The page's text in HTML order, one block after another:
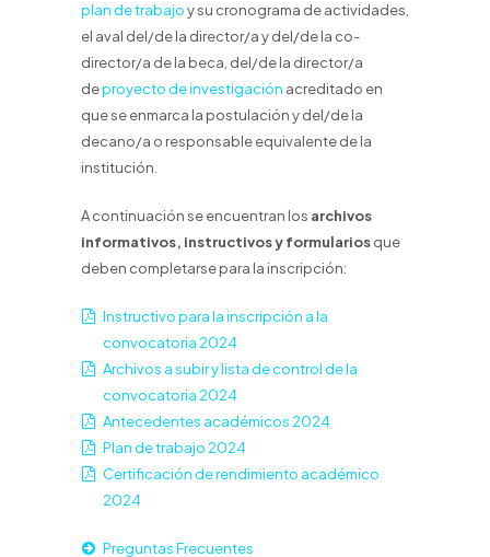
plan de trabajoy su cronograma de actividades,
el aval del/de la director/a y del/de la co-
director/a de la beca, del/de la director/a
deproyecto de investigación acreditado en
que se enmarca la postulación y del/de la
decano/a o responsable equivalente de la
institución.
A continuación se encuentran los archivos
informativos, instructivos y formulariosque
deben completarse para la inscripción:
Instructivo para la inscripción a la
convocatoria 2024
Archivos a subir y lista de control de la
convocatoria 2024
Antecedentes académicos 2024
Plan de trabajo 2024
Certificación de rendimiento académico
2024
Preguntas Frecuentes